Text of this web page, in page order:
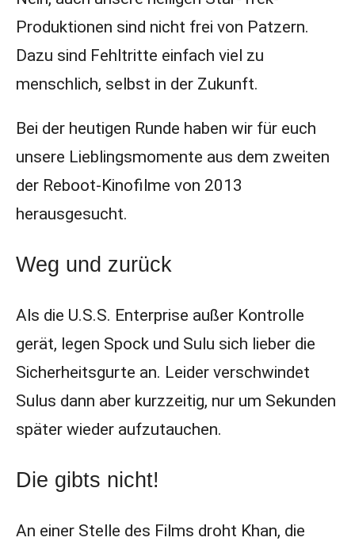
Produktionen sind nicht frei von Patzern.
Dazu sind Fehltritte einfach viel zu
menschlich, selbst in der Zukunft.
Bei der heutigen Runde haben wir für euch
unsere Lieblingsmomente aus dem zweiten
der Reboot-Kinofilme von 2013
herausgesucht.
Weg und zurück
Als die U.S.S. Enterprise außer Kontrolle
gerät, legen Spock und Sulu sich lieber die
Sicherheitsgurte an. Leider verschwindet
Sulus dann aber kurzzeitig, nur um Sekunden
später wieder aufzutauchen.
Die gibts nicht!
An einer Stelle des Films droht Khan, die